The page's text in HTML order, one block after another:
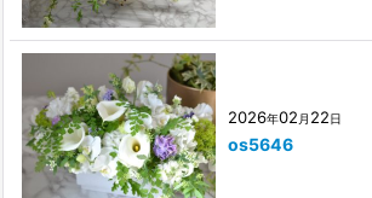
2026年02 月 22日
os5646